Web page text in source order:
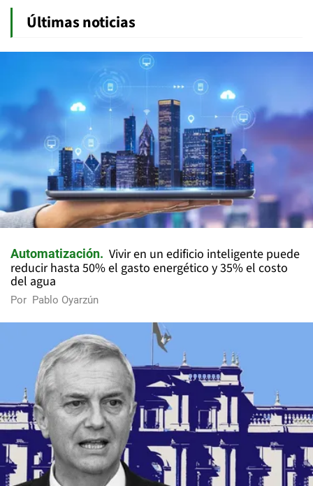
Últimas noticias
Automatización
Vivir en un edificio inteligente puede
reducir hasta 50% el gasto energético y 35% el costo
del agua
Por Pablo Oyarzún